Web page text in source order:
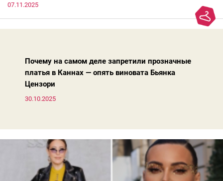
моды. Вовсе нет.Проблема в том, что сама мода сделала шаг
07.11.2025
Почему на самом деле запретили прозначные
платья в Каннах — опять виновата Бьянка
Цензори
30.10.2025